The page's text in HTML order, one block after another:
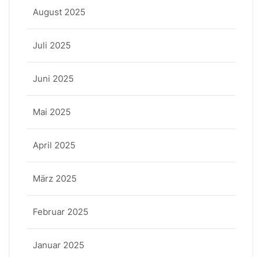
August 2025
Juli 2025
Juni 2025
Mai 2025
April 2025
März 2025
Februar 2025
Januar 2025